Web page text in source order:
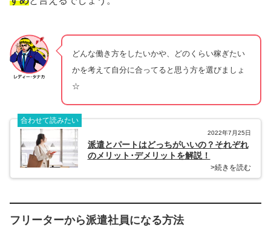
どんな働き方をしたいかや、どのくらい稼ぎたい
かを考えて自分に合ってると思う方を選びましょ
☆
合わせて読みたい
2022年7月25日
派遣とパートはどっちがいいの？それぞれ
のメリット･デメリットを解説！
>続きを読む
フリーターから派遣社員になる方法